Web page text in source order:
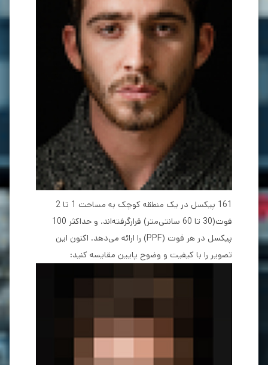
161 پیکسل در یک منطقه کوچک به مساحت 1 تا 2
فوت(30 تا 60 سانتی‌متر) قرارگرفته‌اند. و حداکثر 100
پیکسل در هر فوت (PPF) را ارائه می‌دهد. اکنون این
تصویر را با کیفیت و وضوح پایین مقایسه کنید: